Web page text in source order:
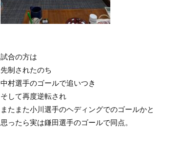
試合の方は
先制されたのち
中村選手のゴールで追いつき
そして再度逆転され
またまた小川選手のヘディングでのゴールかと
思ったら実は鎌田選手のゴールで同点。